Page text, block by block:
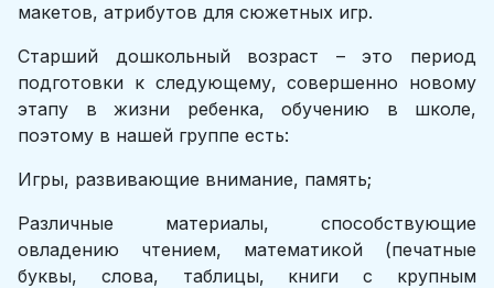
макетов, атрибутов для сюжетных игр.
Старший дошкольный возраст – это период
подготовки к следующему, совершенно новому
этапу в жизни ребенка, обучению в школе,
поэтому в нашей группе есть:
Игры, развивающие внимание, память;
Различные материалы, способствующие
овладению чтением, математикой (печатные
буквы, слова, таблицы, книги с крупным